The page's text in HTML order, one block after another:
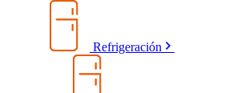
Refrigeración